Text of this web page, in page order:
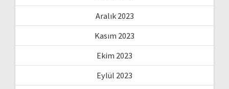
Aralık 2023
Kasım 2023
Ekim 2023
Eylül 2023